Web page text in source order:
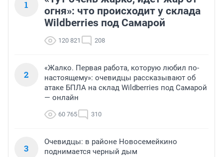
1
огня»: что происходит у склада
Wildberries под Самарой
120 821 208
2
«Жалко. Первая работа, которую любил по-
настоящему»: очевидцы рассказывают об
атаке БПЛА на склад Wildberries под Самарой
— онлайн
60 765 310
3
Очевидцы: в районе Новосемейкино
поднимается черный дым